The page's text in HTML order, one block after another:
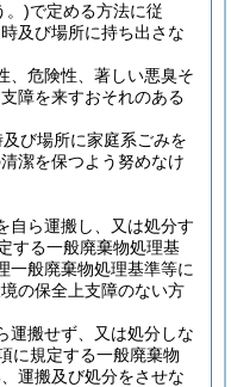
。)で定める方法に従
及び場所に持ち出さな
、危険性、著しい悪臭そ
障を来すおそれのある
び場所に家庭系ごみを
潔を保つよう努めなけ
自ら運搬し、又は処分す
する一般廃棄物処理基
一般廃棄物処理基準等に
の保全上支障のない方
運搬せず、又は処分しな
に規定する一般廃棄物
運搬及び処分をさせな